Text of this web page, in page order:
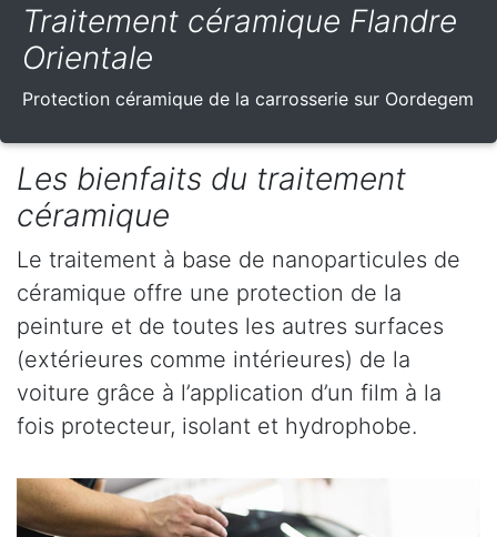
Traitement céramique Flandre
Orientale
Protection céramique de la carrosserie sur Oordegem
Les bienfaits du traitement
céramique
Le traitement à base de nanoparticules de
céramique offre une protection de la
peinture et de toutes les autres surfaces
(extérieures comme intérieures) de la
voiture grâce à l’application d’un film à la
fois protecteur, isolant et hydrophobe.